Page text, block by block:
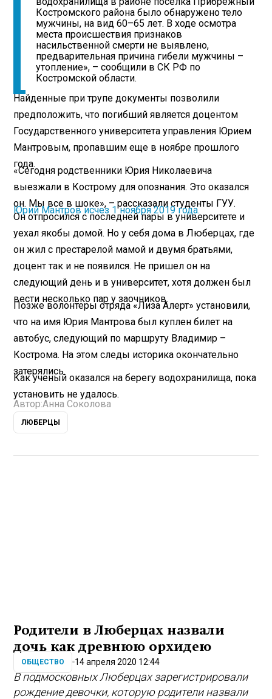
Костромского района было обнаружено тело
мужчины, на вид 60–65 лет. В ходе осмотра
места происшествия признаков
насильственной смерти не выявлено,
предварительная причина гибели мужчины –
утопление», – сообщили в СК РФ по
Костромской области.
Найденные при трупе документы позволили
предположить, что погибший является доцентом
Государственного университета управления Юрием
Мантровым, пропавшим еще в ноябре прошлого
года.
«Сегодня родственники Юрия Николаевича
выезжали в Кострому для опознания. Это оказался
он. Мы все в шоке», – рассказали студенты ГУУ.
Юрий Мантров исчез 1 ноября 2019 года.
Он отпросился с последней пары в университете и
уехал якобы домой. Но у себя дома в Люберцах, где
он жил с престарелой мамой и двумя братьями,
доцент так и не появился. Не пришел он на
следующий день и в университет, хотя должен был
вести несколько пар у заочников.
Позже волонтеры отряда «Лиза Алерт» установили,
что на имя Юрия Мантрова был куплен билет на
автобус, следующий по маршруту Владимир –
Кострома. На этом следы историка окончательно
затерялись.
Как ученый оказался на берегу водохранилища, пока
установить не удалось.
Автор:Анна Соколова
ЛЮБЕРЦЫ
Родители в Люберцах назвали
дочь как древнюю орхидею
ОБЩЕСТВО 14 апреля 2020 12:44
В подмосковных Люберцах зарегистрировали
рождение девочки, которую родители назвали